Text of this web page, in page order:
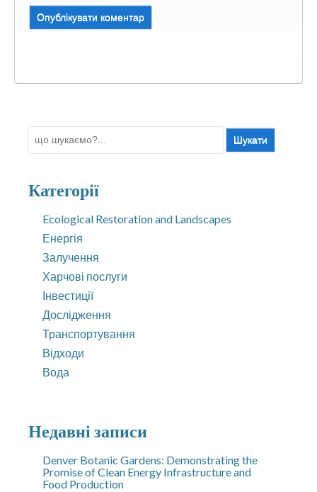
Шукати:
Категорії
Ecological Restoration and Landscapes
Енергія
Залучення
Харчові послуги
Інвестиції
Дослідження
Транспортування
Відходи
Вода
Недавні записи
Denver Botanic Gardens: Demonstrating the
Promise of Clean Energy Infrastructure and
Food Production